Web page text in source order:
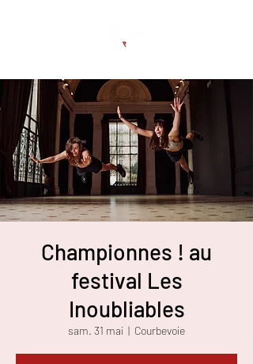
Championnes ! au
festival Les
Inoubliables
sam. 31 mai
  |
Courbevoie